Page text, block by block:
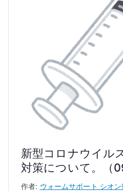
新型コロナウイル
対策について。（
作者: ウォームサポート シオン